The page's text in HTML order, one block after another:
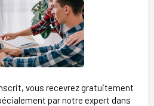
vous recevrez gratuitement
par notre expert dans